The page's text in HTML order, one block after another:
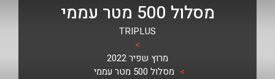
מסלול 500 מטר עממי
TRIPLUS
>
מרוץ שפיר 2022
> מסלול 500 מטר עממי